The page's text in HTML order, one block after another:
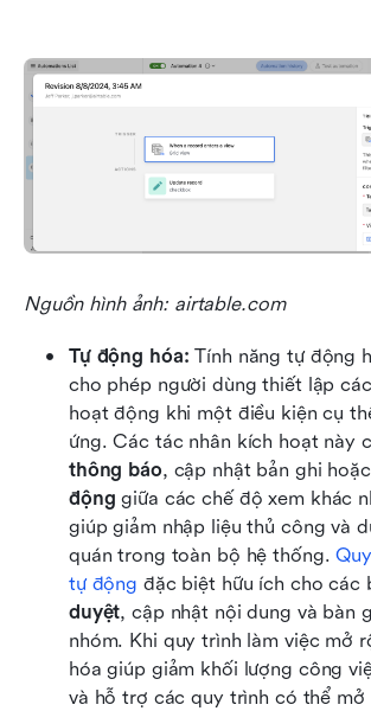
Nguồn hình ảnh: airtable.com
Tự động hóa: Tính năng tự động
cho phép người dùng thiết lập
hoạt động khi một điều kiện cụ
thông báo, cập nhật bản ghi
động giữa các chế độ xem khác
giúp giảm nhập liệu thủ công và
quán trong toàn bộ hệ thống.
tự động đặc biệt hữu ích cho các
duyệt, cập nhật nội dung và bàn
nhóm. Khi quy trình làm việc mở
hóa giúp giảm khối lượng công
và hỗ trợ các quy trình có thể mở